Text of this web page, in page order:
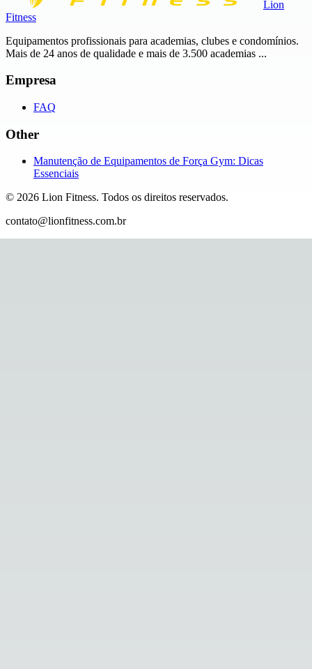
Lion
Fitness
Equipamentos profissionais para academias, clubes e condomínios.
Mais de 24 anos de qualidade e mais de 3.500 academias ...
Empresa
FAQ
Other
Manutenção de Equipamentos de Força Gym: Dicas
Essenciais
© 2026 Lion Fitness. Todos os direitos reservados.
contato@lionfitness.com.br